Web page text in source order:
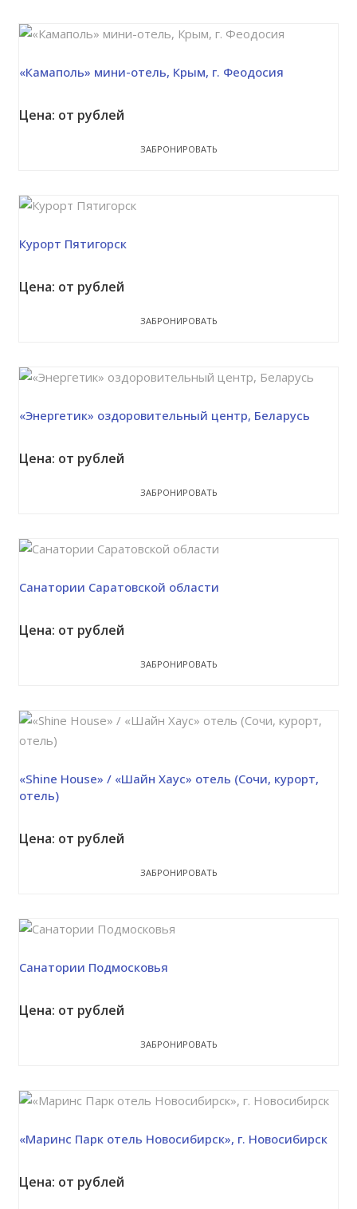
«Камаполь» мини-отель, Крым, г. Феодосия
Цена: от рублей
ЗАБРОНИРОВАТЬ
Курорт Пятигорск
Цена: от рублей
ЗАБРОНИРОВАТЬ
«Энергетик» оздоровительный центр, Беларусь
Цена: от рублей
ЗАБРОНИРОВАТЬ
Санатории Саратовской области
Цена: от рублей
ЗАБРОНИРОВАТЬ
«Shine House» / «Шайн Хаус» отель (Сочи, курорт,
отель)
Цена: от рублей
ЗАБРОНИРОВАТЬ
Санатории Подмосковья
Цена: от рублей
ЗАБРОНИРОВАТЬ
«Маринс Парк отель Новосибирск», г. Новосибирск
Цена: от рублей